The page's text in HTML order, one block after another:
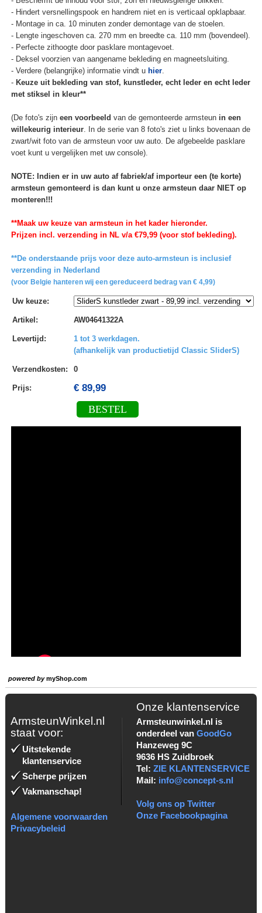
- Hindert versnellingspook en handrem niet en is verticaal opklapbaar.
- Montage in ca. 10 minuten zonder demontage van de stoelen.
- Lengte ingeschoven ca. 270 mm en breedte ca. 110 mm (bovendeel).
- Perfecte zithoogte door pasklare montagevoet.
- Deksel voorzien van aangename bekleding en magneetsluiting.
- Verdere (belangrijke) informatie vindt u hier.
- Keuze uit bekleding van stof, kunstleder, echt leder en echt leder
met stiksel in kleur**
(De foto's zijn een voorbeeld van de gemonteerde armsteun in een
willekeurig interieur. In de serie van 8 foto's ziet u links bovenaan de
zwart/wit foto van de armsteun voor uw auto. De afgebeelde pasklare
voet kunt u vergelijken met uw console).
NOTE: Indien er in uw auto af fabriek/af importeur een (te korte)
armsteun gemonteerd is dan kunt u onze armsteun daar NIET op
monteren!!!
**Maak uw keuze van armsteun in het kader hieronder.
Prijzen incl. verzending in NL v/a €79,99 (voor stof bekleding).
**De onderstaande prijs voor deze auto-armsteun is inclusief
verzending in Nederland
(voor Belgie hanteren wij een gereduceerd bedrag van € 4,99)
Uw keuze:
Artikel : AW04641322A
Levertijd :
1 tot 3 werkdagen.
(afhankelijk van productietijd Classic SliderS)
Verzendkosten: 0
Prijs: € 89,99
BESTEL
powered bymyShop.com
ArmsteunWinkel.nl
staat voor:
Uitstekende
klantenservice
Scherpe prijzen
Vakmanschap!
Algemene voorwaarden
Privacybeleid
Onze klantenservice
Armsteunwinkel.nl is
onderdeel van GoodGo
Hanzeweg 9C
9636 HS Zuidbroek
Tel: ZIE KLANTENSERVICE
Mail: info@concept-s.nl
Volg ons op Twitter
Onze Facebookpagina